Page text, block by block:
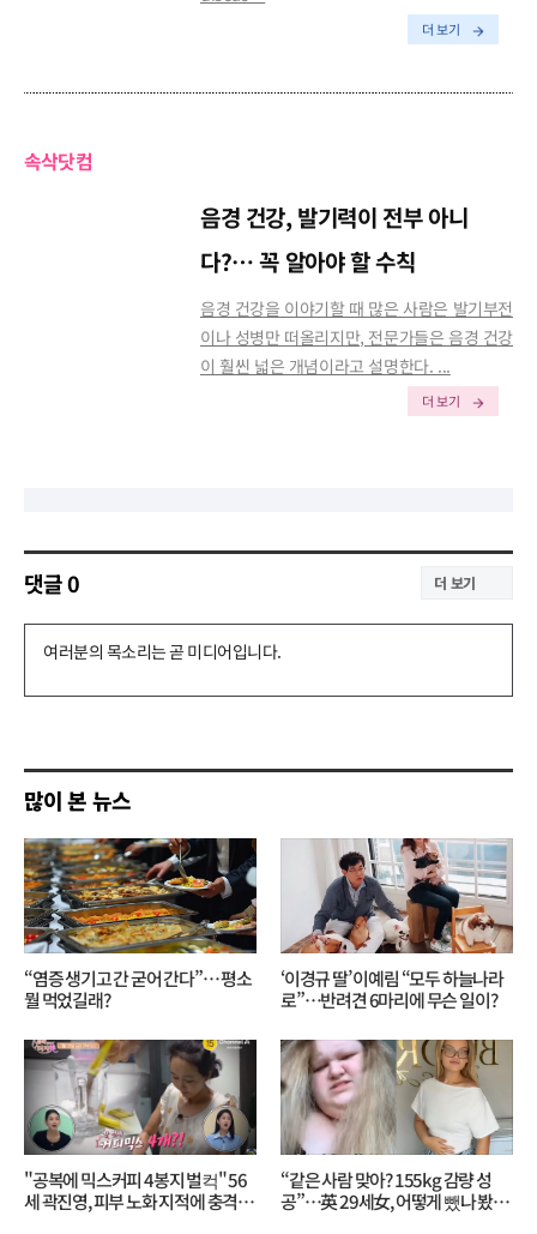
더 보기
속삭닷컴
음경 건강, 발기력이 전부 아니
다?… 꼭 알아야 할 수칙
음경 건강을 이야기할 때 많은 사람은 발기부전
이나 성병만 떠올리지만, 전문가들은 음경 건강
이 훨씬 넓은 개념이라고 설명한다. ...
더 보기
댓글0 더 보기
댓
기
많이 본 뉴스
“염증 생기고 간 굳어 간다”… 평소
뭘 먹었길래?
‘이경규 딸’ 이예림 “모두 하늘나라
로”⋯반려견 6마리에 무슨 일이?
"공복에 믹스커피 4봉지 벌컥" 56
세 곽진영, 피부 노화 지적에 충격…
“같은 사람 맞아? 155kg 감량 성
공”…英 29세女, 어떻게 뺐나 봤더